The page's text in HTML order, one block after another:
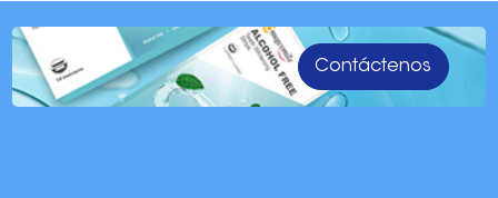
Contáctenos